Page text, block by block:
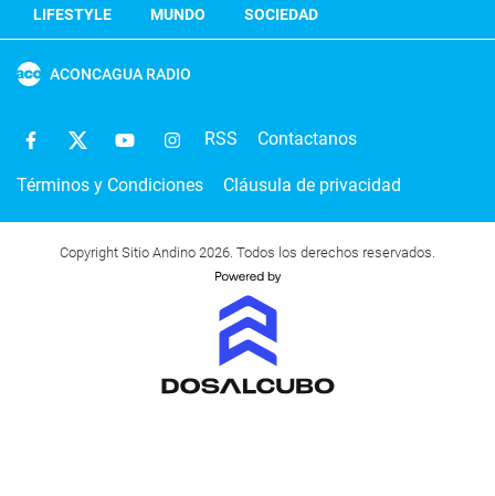
LIFESTYLE
MUNDO SOCIEDAD
ACONCAGUA RADIO
RSS Contactanos
Términos y Condiciones Cláusula de privacidad
Copyright Sitio Andino 2026. Todos los derechos reservados.